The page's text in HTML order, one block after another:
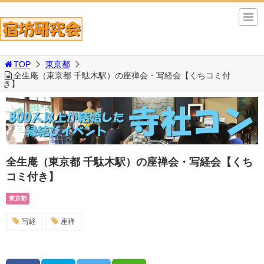
TOP
東京都
全生庵（東京都 千駄木駅）の座禅会・写経会【くちコミ付
き】
全生庵（東京都 千駄木駅）の座禅会・写経会【くち
コミ付き】
東京都
写経 座禅